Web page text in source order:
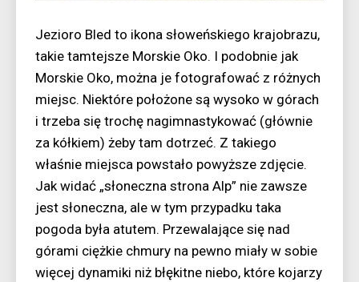
Jezioro Bled to ikona słoweńskiego krajobrazu,
takie tamtejsze Morskie Oko. I podobnie jak
Morskie Oko, można je fotografować z różnych
miejsc. Niektóre położone są wysoko w górach
i trzeba się trochę nagimnastykować (głównie
za kółkiem) żeby tam dotrzeć. Z takiego
właśnie miejsca powstało powyższe zdjęcie.
Jak widać „słoneczna strona Alp” nie zawsze
jest słoneczna, ale w tym przypadku taka
pogoda była atutem. Przewalające się nad
górami ciężkie chmury na pewno miały w sobie
więcej dynamiki niż błękitne niebo, które kojarzy